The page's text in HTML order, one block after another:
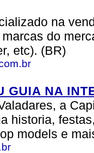
na
do
etc). (BR)
GUIA NA
a
historia,
models e